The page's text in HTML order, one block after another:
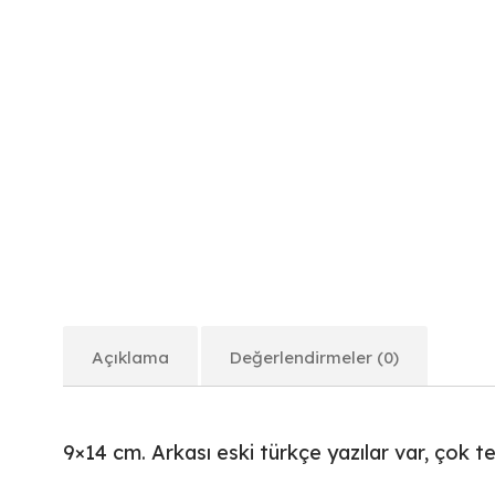
Açıklama Değerlendirmeler (0)
9×14 cm. Arkası eski türkçe yazılar var, çok